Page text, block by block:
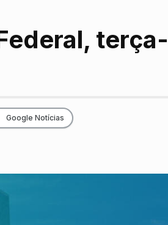
terça-
Google Notícias